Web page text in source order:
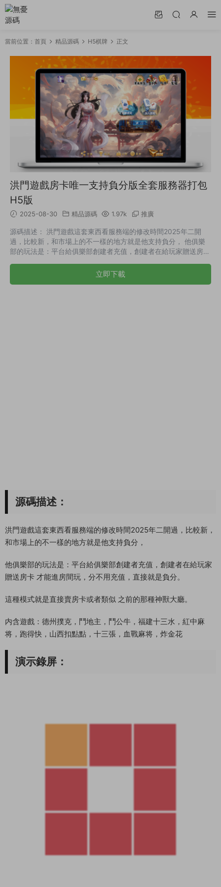
當前位置： 首頁 精品源碼 H5棋牌 正文
洪門遊戲房卡唯一支持負分版全套服務器打包
H5版
2025-08-30 精品源碼 1.97k 推廣
源碼描述： 洪門遊戲這套東西看服務端的修改時間2025年二開
過，比較新，和市場上的不一樣的地方就是他支持負分， 他俱樂
部的玩法是：平台給俱樂部創建者充值，創建者在給玩家贈送房卡
賣房卡或者類似 之前的那種神獸大廳。 内含遊戲：德州撲克，鬥
地主，鬥公牛，福建十三水，紅中麻将，跑得快，山西扣點點，十
立即下載
源碼描述：
洪門遊戲這套東西看服務端的修改時間2025年二開過，比較新，
和市場上的不一樣的地方就是他支持負分，
他俱樂部的玩法是：平台給俱樂部創建者充值，創建者在給玩家
贈送房卡 才能進房間玩，分不用充值，直接就是負分。
這種模式就是直接賣房卡或者類似 之前的那種神獸大廳。
内含遊戲：德州撲克，鬥地主，鬥公牛，福建十三水，紅中麻
将，跑得快，山西扣點點，十三張，血戰麻将，炸金花
演示錄屏：